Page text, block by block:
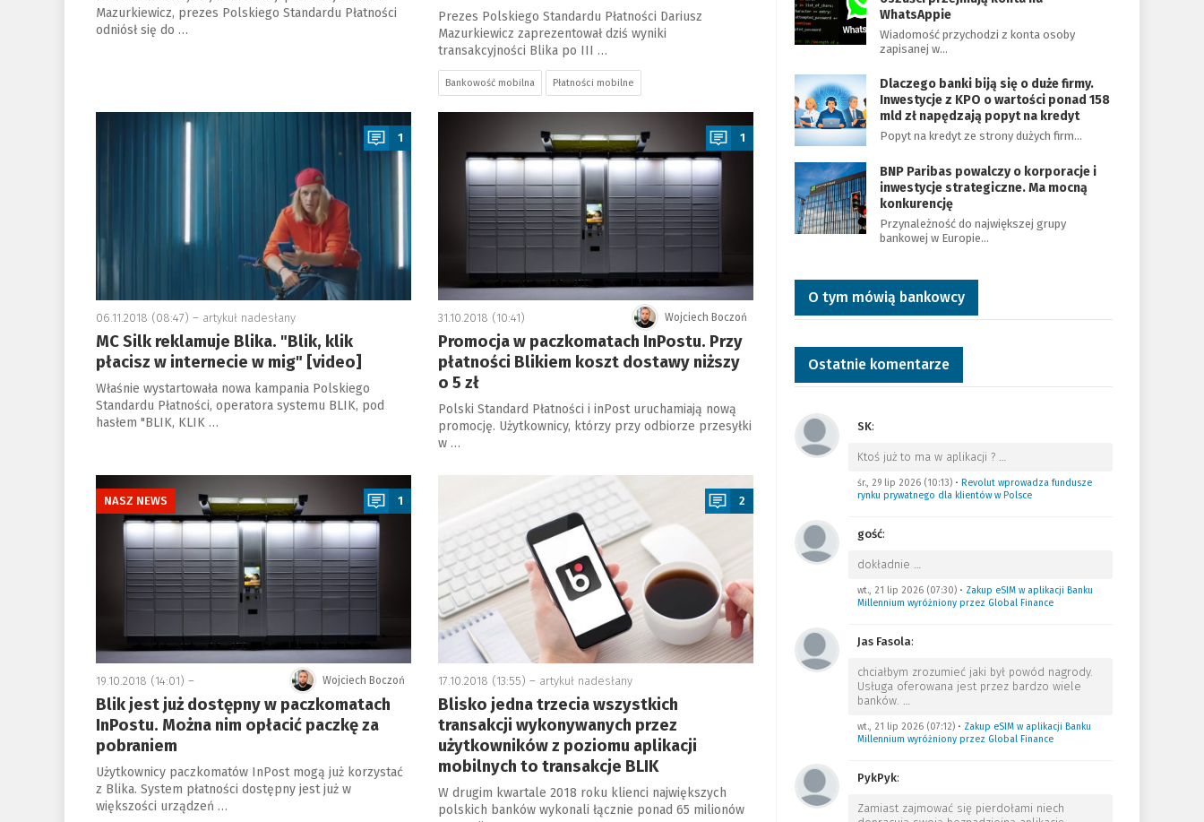
Mazurkiewicz, prezes Polskiego Standardu Płatności
odniósł się do …
Prezes Polskiego Standardu Płatności Dariusz
Mazurkiewicz zaprezentował dziś wyniki
transakcyjności Blika po III …
Bankowość mobilna Płatności mobilne
a
1
06.11.2018 (08:47) – artykuł nadesłany
MC Silk reklamuje Blika. "Blik, klik
płacisz w internecie w mig" [video]
Właśnie wystartowała nowa kampania Polskiego
Standardu Płatności, operatora systemu BLIK, pod
hasłem "BLIK, KLIK …
a
1
Wojciech Boczoń
31.10.2018 (10:41)
Promocja w paczkomatach InPostu. Przy
płatności Blikiem koszt dostawy niższy
o 5 zł
Polski Standard Płatności i inPost uruchamiają nową
promocję. Użytkownicy, którzy przy odbiorze przesyłki
w …
a
NASZ NEWS 1
Wojciech Boczoń
19.10.2018 (14:01) –
Blik jest już dostępny w paczkomatach
InPostu. Można nim opłacić paczkę za
pobraniem
Użytkownicy paczkomatów InPost mogą już korzystać
z Blika. System płatności dostępny jest już w
większości urządzeń …
2
17.10.2018 (13:55) – artykuł nadesłany
Blisko jedna trzecia wszystkich
transakcji wykonywanych przez
użytkowników z poziomu aplikacji
mobilnych to transakcje BLIK
W drugim kwartale 2018 roku klienci największych
polskich banków wykonali łącznie ponad 65 milionów
WhatsAppie
Wiadomość przychodzi z konta osoby
zapisanej w…
Dlaczego banki biją się o duże firmy.
Inwestycje z KPO o wartości ponad 158
mld zł napędzają popyt na kredyt
Popyt na kredyt ze strony dużych firm…
BNP Paribas powalczy o korporacje i
inwestycje strategiczne. Ma mocną
konkurencję
Przynależność do największej grupy
bankowej w Europie…
O tym mówią bankowcy
Ostatnie komentarze
SK:
Ktoś już to ma w aplikacji ? …
śr., 29 lip 2026 (10:13)• Revolut wprowadza fundusze
rynku prywatnego dla klientów w Polsce
gość:
dokładnie …
wt., 21 lip 2026 (07:30)• Zakup eSIM w aplikacji Banku
Millennium wyróżniony przez Global Finance
Jas Fasola:
chciałbym zrozumieć jaki był powód nagrody.
Usługa oferowana jest przez bardzo wiele
banków. …
wt., 21 lip 2026 (07:12)• Zakup eSIM w aplikacji Banku
Millennium wyróżniony przez Global Finance
PykPyk:
Zamiast zajmować się pierdołami niech